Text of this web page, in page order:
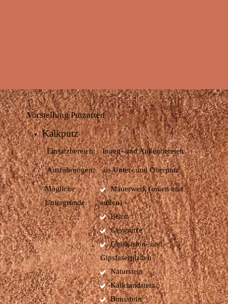
Vorstellung Putzarten
Kalkputz
Einsatzbereich: Innen- und Außenbereich
Ausführungen: als Unter- und Oberputz
Mögliche
Untergründe:
Mauerwerk (innen und
außen)
Beton
Gipsputze
Gipskarton- und
Gipsfaserplatten
Naturstein
Kalksandstein
Bimsstein